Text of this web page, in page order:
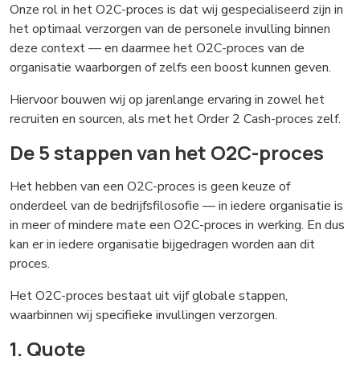
Onze rol in het O2C-proces is dat wij gespecialiseerd zijn in
het optimaal verzorgen van de personele invulling binnen
deze context — en daarmee het O2C-proces van de
organisatie waarborgen of zelfs een boost kunnen geven.
Hiervoor bouwen wij op jarenlange ervaring in zowel het
recruiten en sourcen, als met het Order 2 Cash-proces zelf.
De 5 stappen van het O2C-proces
Het hebben van een O2C-proces is geen keuze of
onderdeel van de bedrijfsfilosofie — in iedere organisatie is
in meer of mindere mate een O2C-proces in werking. En dus
kan er in iedere organisatie bijgedragen worden aan dit
proces.
Het O2C-proces bestaat uit vijf globale stappen,
waarbinnen wij specifieke invullingen verzorgen.
1. Quote